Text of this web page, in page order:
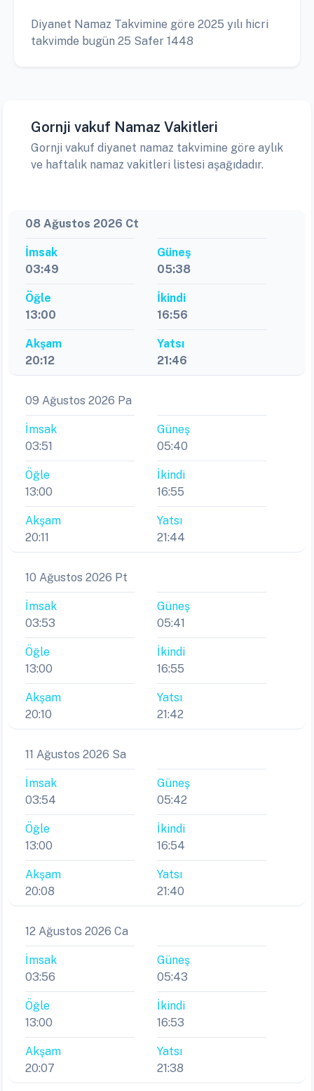
Diyanet Namaz Takvimine göre 2025 yılı hicri
takvimde bugün 25 Safer 1448
Gornji vakuf Namaz Vakitleri
Gornji vakuf diyanet namaz takvimine göre aylık
ve haftalık namaz vakitleri listesi aşağıdadır.
08 Ağustos 2026 Ct
İmsak
03:49
Güneş
05:38
Öğle
13:00
İkindi
16:56
Akşam
20:12
Yatsı
21:46
09 Ağustos 2026 Pa
İmsak
03:51
Güneş
05:40
Öğle
13:00
İkindi
16:55
Akşam
20:11
Yatsı
21:44
10 Ağustos 2026 Pt
İmsak
03:53
Güneş
05:41
Öğle
13:00
İkindi
16:55
Akşam
20:10
Yatsı
21:42
11 Ağustos 2026 Sa
İmsak
03:54
Güneş
05:42
Öğle
13:00
İkindi
16:54
Akşam
20:08
Yatsı
21:40
12 Ağustos 2026 Ca
İmsak
03:56
Güneş
05:43
Öğle
13:00
İkindi
16:53
Akşam
20:07
Yatsı
21:38